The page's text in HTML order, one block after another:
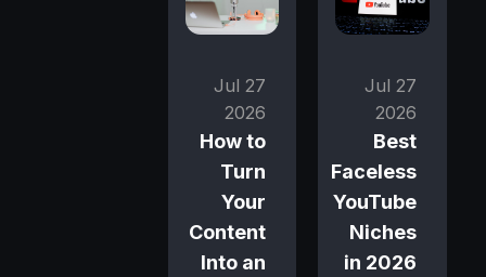
27 Jul
2026
Best
Faceless
YouTube
Niches
in 2026
27 Jul
2026
How to
Turn
Your
Content
Into an